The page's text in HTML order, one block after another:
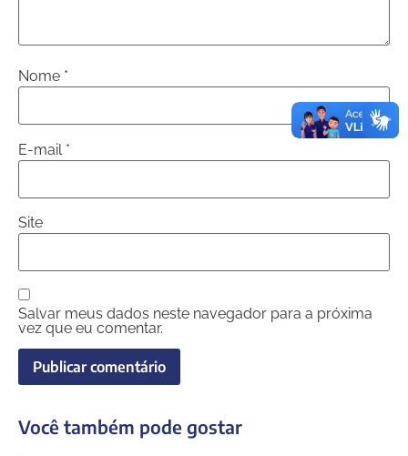
Nome *
E-mail *
Site
Salvar meus dados neste navegador para a próxima
vez que eu comentar.
Você também pode gostar